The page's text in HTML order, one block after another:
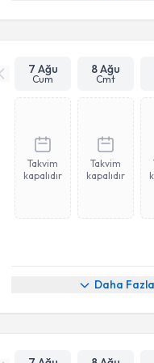
7 Ağu
Cum
8 Ağu
Cmt
Takvim
kapalıdır
Takvim
kapalıdır
Daha